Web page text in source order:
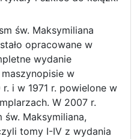
św. Maksymiliana
opracowane w
wydanie
w
i w 1971 r. powielone w
W 2007 r.
św. Maksymiliana,
tomy I-IV z wydania